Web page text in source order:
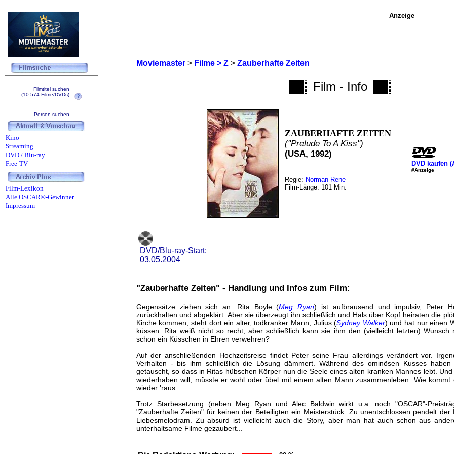
Moviemaster> Filme > Z> Zauberhafte Zeiten
Film - Info
ZAUBERHAFTE ZEITEN
("Prelude To A Kiss")
(USA, 1992)
Regie: Norman Rene
Film-Länge: 101 Min.
DVD kaufen
#Anzeige
DVD/Blu-ray-Start:
03.05.2004
"Zauberhafte Zeiten" - Handlung und Infos zum Film:
Gegensätze ziehen sich an: Rita Boyle (Meg Ryan) ist aufbrausend und impulsiv, Peter
zurückhalten und abgeklärt. Aber sie überzeugt ihn schließlich und Hals über Kopf heiraten die
Kirche kommen, steht dort ein alter, todkranker Mann, Julius (Sydney Walker) und hat nur einen
küssen. Rita weiß nicht so recht, aber schließlich kann sie ihm den (vielleicht letzten) Wunsch
schon ein Küsschen in Ehren verwehren?
Auf der anschließenden Hochzeitsreise findet Peter seine Frau allerdings verändert vor.
Verhalten - bis ihm schließlich die Lösung dämmert. Während des ominösen Kusses
getauscht, so dass in Ritas hübschen Körper nun die Seele eines alten kranken Mannes lebt.
wiederhaben will, müsste er wohl oder übel mit einem alten Mann zusammenleben. Wie
wieder 'raus.
Trotz Starbesetzung (neben Meg Ryan und Alec Baldwin wirkt u.a. noch "OSCAR"-
"Zauberhafte Zeiten" für keinen der Beteiligten ein Meisterstück. Zu unentschlossen pendelt der
Liebesmelodram. Zu absurd ist vielleicht auch die Story, aber man hat auch schon aus
unterhaltsame Filme gezaubert...
Anzeige
Filmtitel suchen
(10.574 Filme/DVDs)
Person suchen
Kino
Streaming
DVD / Blu-ray
Free-TV
Film-Lexikon
Alle OSCAR®-Gewinner
Impressum